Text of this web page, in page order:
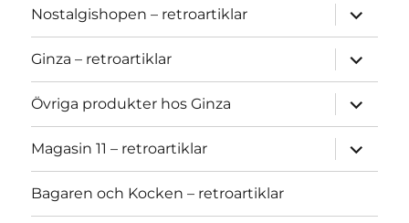
Nostalgishopen – retroartiklar
expand
child
menu
Ginza – retroartiklar
expand
child
menu
Övriga produkter hos Ginza
expand
child
menu
Magasin 11 – retroartiklar
expand
child
menu
Bagaren och Kocken – retroartiklar